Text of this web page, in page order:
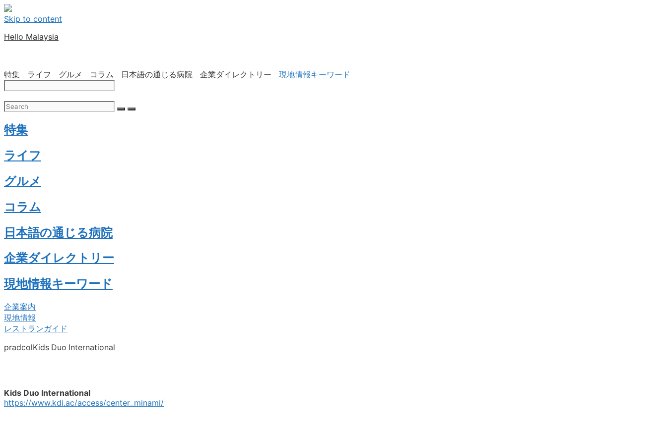
Skip to content
Hello Malaysia
特集 ライフ グルメ コラム 日本語の通じる病院 企業ダイレクトリー 現地情報キーワード
特集
ライフ
グルメ
コラム
日本語の通じる病院
企業ダイレクトリー
現地情報キーワード
企業案内
現地情報
レストランガイド
pradcolKids Duo International
Kids Duo International
https://www.kdi.ac/access/center_minami/